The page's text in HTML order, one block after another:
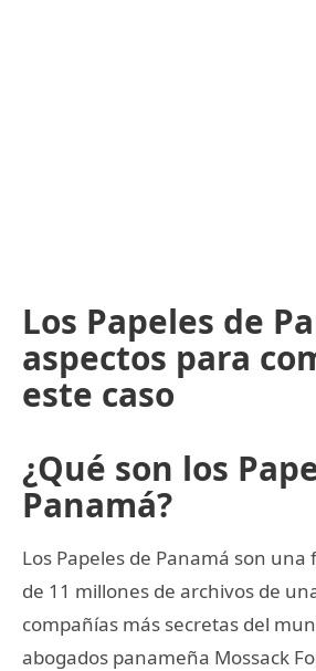
Los Papeles de
aspectos para
este caso
¿Qué son los
Panamá?
Los Papeles de Panamá son
de 11 millones de archivos de
compañías más secretas del
abogados panameña Mossack